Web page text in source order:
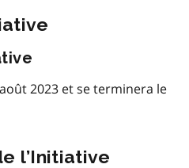
2023 et se terminera le
l’Initiative